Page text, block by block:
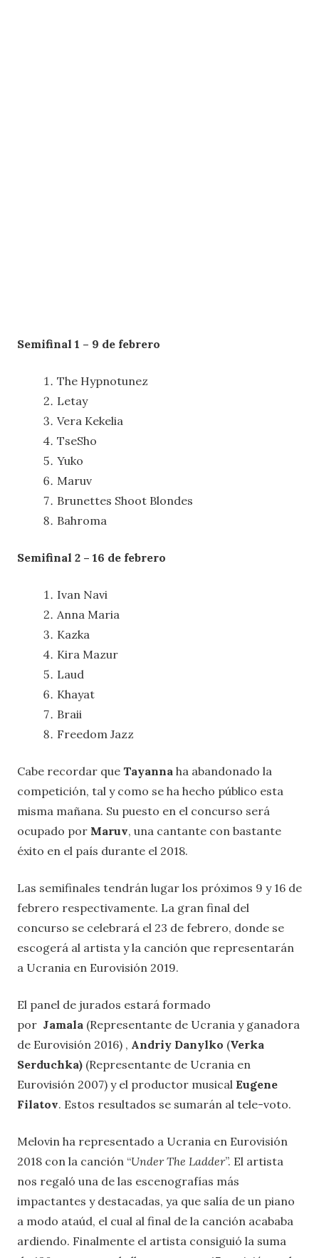
Semifinal 1 – 9 de febrero
The Hypnotunez
Letay
Vera Kekelia
TseSho
Yuko
Maruv
Brunettes Shoot Blondes
Bahroma
Semifinal 2 – 16 de febrero
Ivan Navi
Anna Maria
Kazka
Kira Mazur
Laud
Khayat
Braii
Freedom Jazz
Cabe recordar que Tayanna ha abandonado la
competición, tal y como se ha hecho público esta
misma mañana. Su puesto en el concurso será
ocupado por Maruv, una cantante con bastante
éxito en el país durante el 2018.
Las semifinales tendrán lugar los próximos 9 y 16 de
febrero respectivamente. La gran final del
concurso se celebrará el 23 de febrero, donde se
escogerá al artista y la canción que representarán
a Ucrania en Eurovisión 2019.
El panel de jurados estará formado
por Jamala (Representante de Ucrania y ganadora
de Eurovisión 2016) , Andriy Danylko (Verka
Serduchka) (Representante de Ucrania en
Eurovisión 2007) y el productor musical Eugene
Filatov. Estos resultados se sumarán al tele-voto.
Melovin ha representado a Ucrania en Eurovisión
2018 con la canción “Under The Ladder”. El artista
nos regaló una de las escenografías más
impactantes y destacadas, ya que salía de un piano
a modo ataúd, el cual al final de la canción acababa
ardiendo. Finalmente el artista consiguió la suma